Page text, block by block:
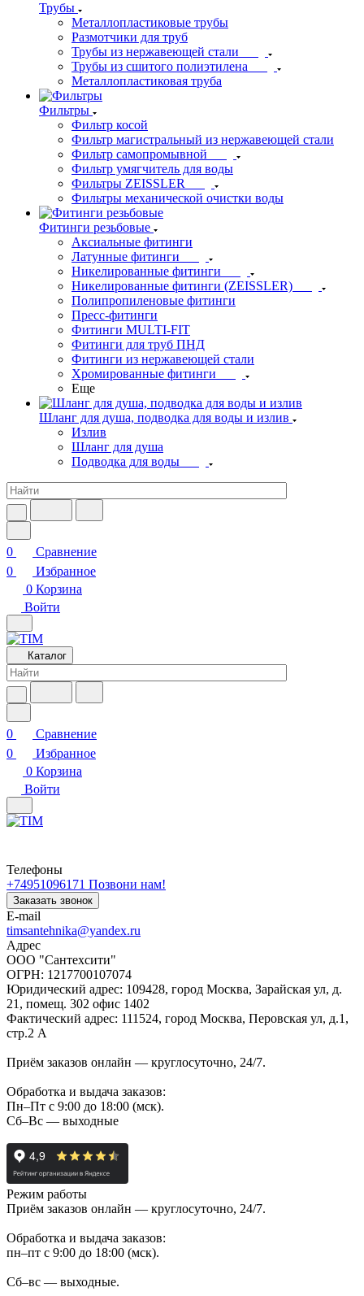
Трубы
Металлопластиковые трубы
Размотчики для труб
Трубы из нержавеющей стали
Трубы из сшитого полиэтилена
Металлопластиковая труба
Фильтры
Фильтр косой
Фильтр магистральный из нержавеющей стали
Фильтр самопромывной
Фильтр умягчитель для воды
Фильтры ZEISSLER
Фильтры механической очистки воды
Фитинги резьбовые
Аксиальные фитинги
Латунные фитинги
Никелированные фитинги
Никелированные фитинги (ZEISSLER)
Полипропиленовые фитинги
Пресс-фитинги
Фитинги MULTI-FIT
Фитинги для труб ПНД
Фитинги из нержавеющей стали
Хромированные фитинги
Еще
Шланг для душа, подводка для воды и излив
Излив
Шланг для душа
Подводка для воды
0
Сравнение
0
Избранное
0 Корзина
Войти
Каталог
0
Сравнение
0
Избранное
0 Корзина
Войти
Телефоны
+74951096171 Позвони нам!
Заказать звонок
E-mail
timsantehnika@yandex.ru
Адрес
ООО "Сантехсити"
ОГРН: 1217700107074
Юридический адрес: 109428, город Москва, Зарайская ул, д.
21, помещ. 302 офис 1402
Фактический адрес: 111524, город Москва, Перовская ул, д.1,
стр.2 А
Приём заказов онлайн — круглосуточно, 24/7.
Обработка и выдача заказов:
Пн–Пт с 9:00 до 18:00 (мск).
Сб–Вс — выходные
Режим работы
Приём заказов онлайн — круглосуточно, 24/7.
Обработка и выдача заказов:
пн–пт с 9:00 до 18:00 (мск).
Сб–вс — выходные.